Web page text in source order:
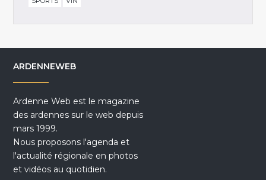
ARDENNEWEB
Ardenne Web est le magazine
des ardennes sur le web depuis
mars 1999.
Nous proposons l'agenda et
l'actualité régionale en photos
et vidéos au quotidien.